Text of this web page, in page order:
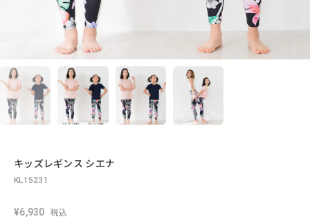
キッズレギンス シエナ
KL15231
¥6,930 税込